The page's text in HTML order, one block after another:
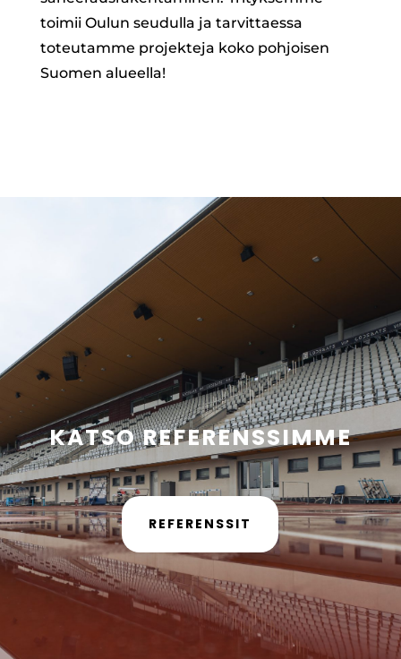
toimii Oulun seudulla ja tarvittaessa
toteutamme projekteja koko pohjoisen
Suomen alueella!
KATSO REFERENSSIMME
REFERENSSIT